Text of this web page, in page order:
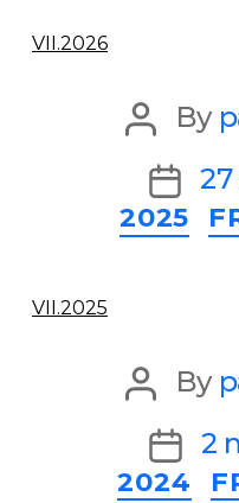
VII.2026
Post
author
By
Post
date
2025
VII.2025
Post
author
By
Post
date
2
2024